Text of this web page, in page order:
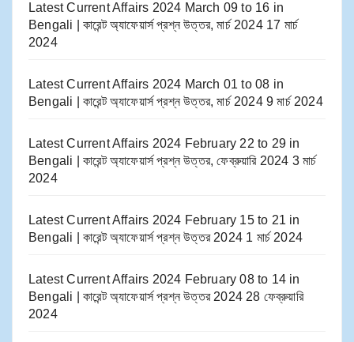
Latest Current Affairs 2024 March 09 to 16​ in
Bengali | কারেন্ট অ্যাফেয়ার্স প্রশ্ন উত্তর, মার্চ 2024 17 মার্চ
2024
Latest Current Affairs 2024 March 01 to 08​ in
Bengali | কারেন্ট অ্যাফেয়ার্স প্রশ্ন উত্তর, মার্চ 2024 9 মার্চ 2024
Latest Current Affairs 2024 February 22 to 29​ in
Bengali | কারেন্ট অ্যাফেয়ার্স প্রশ্ন উত্তর, ফেব্রুয়ারি 2024 3 মার্চ
2024
Latest Current Affairs 2024 February 15 to 21​ in
Bengali | কারেন্ট অ্যাফেয়ার্স প্রশ্ন উত্তর 2024 1 মার্চ 2024
Latest Current Affairs 2024 February 08 to 14​ in
Bengali | কারেন্ট অ্যাফেয়ার্স প্রশ্ন উত্তর 2024 28 ফেব্রুয়ারি
2024